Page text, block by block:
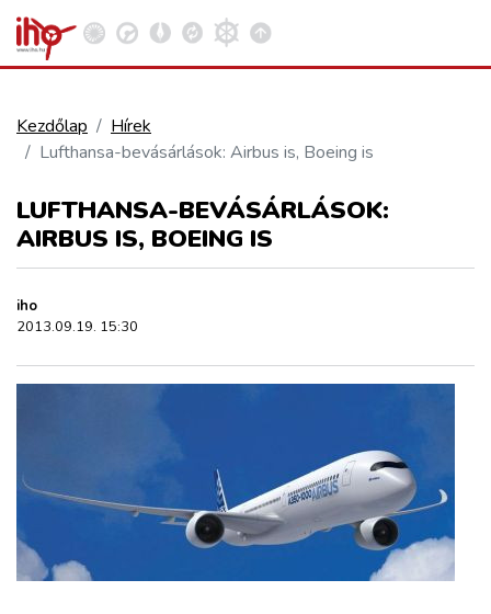
VASÚT
KÖZÚT
REPÜLÉS
KÖZLEKEDÉSFEJLESZTÉS
ZÖLDÚT
HAJÓZÁS
Kosár megtekintése
Kezdőlap
Hírek
Lufthansa-bevásárlások: Airbus is, Boeing is
LUFTHANSA-BEVÁSÁRLÁSOK:
AIRBUS IS, BOEING IS
iho
2013.09.19. 15:30